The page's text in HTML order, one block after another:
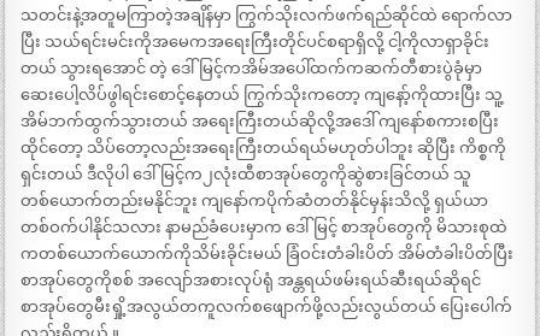
သတင်းနဲ့အတူမကြာတဲ့အချိန်မှာ ကြွက်သိုးလက်ဖက်ရည်ဆိုင်ထဲ ရောက်လာ
ပြီး သယ်ရင်းမင်းကိုအမေကအရေးကြီးတိုင်ပင်စရာရှိလို့ ငါ့ကိုလာရှာခိုင်း
တယ် သွားရအောင် တဲ့ ဒေါ်မြင့်ကအိမ်အပေါ်ထက်ကဆက်တီစားပွဲခုံမှာ
ဆေးပေါ့လိပ်ဖွါရင်းစောင့်နေတယ် ကြွက်သိုးကတော့ ကျနော့်ကိုထားပြီး သူ့
အိမ်ဘက်ထွက်သွားတယ် အရေးကြီးတယ်ဆိုလို့အဒေါ် ကျနော်စကားစပြီး
ထိုင်တော့ သိပ်တော့လည်းအရေးကြီးတယ်ရယ်မဟုတ်ပါဘူး ဆိုပြီး ကိစ္စကို
ရှင်းတယ် ဒီလိုပါ ဒေါ်မြင့်က၂လုံးထီစာအုပ်တွေကိုဆွဲစားခြင်တယ် သူ
တစ်ယောက်တည်းမနိုင်ဘူး ကျနော်ကပိုက်ဆံတတ်နိုင်မှန်းသိလို့ ရှယ်ယာ
တစ်ဝက်ပါနိုင်သလား နာမည်ခံပေးမှာက ဒေါ်မြင့် စာအုပ်တွေကို မိသားစုထဲ
ကတစ်ယောက်ယောက်ကိုသိမ်းခိုင်းမယ် ခြံဝင်းတံခါးပိတ် အိမ်တံခါးပိတ်ပြီး
စာအုပ်တွေကိုစစ် အလျော်အစားလုပ်ရုံ အန္တရယ်ဖမ်းရယ်ဆီးရယ်ဆိုရင်
စာအုပ်တွေမီးရှို့အလွယ်တကူလက်စဖျောက်ဖို့လည်းလွယ်တယ် ပြေးပေါက်